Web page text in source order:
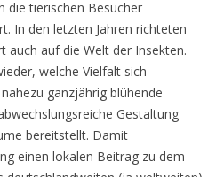
die tierischen Besucher
In den letzten Jahren richteten
auch auf die Welt der Insekten.
welche Vielfalt sich
ganzjährig blühende
Gestaltung
bereitstellt. Damit
einen lokalen Beitrag zu dem